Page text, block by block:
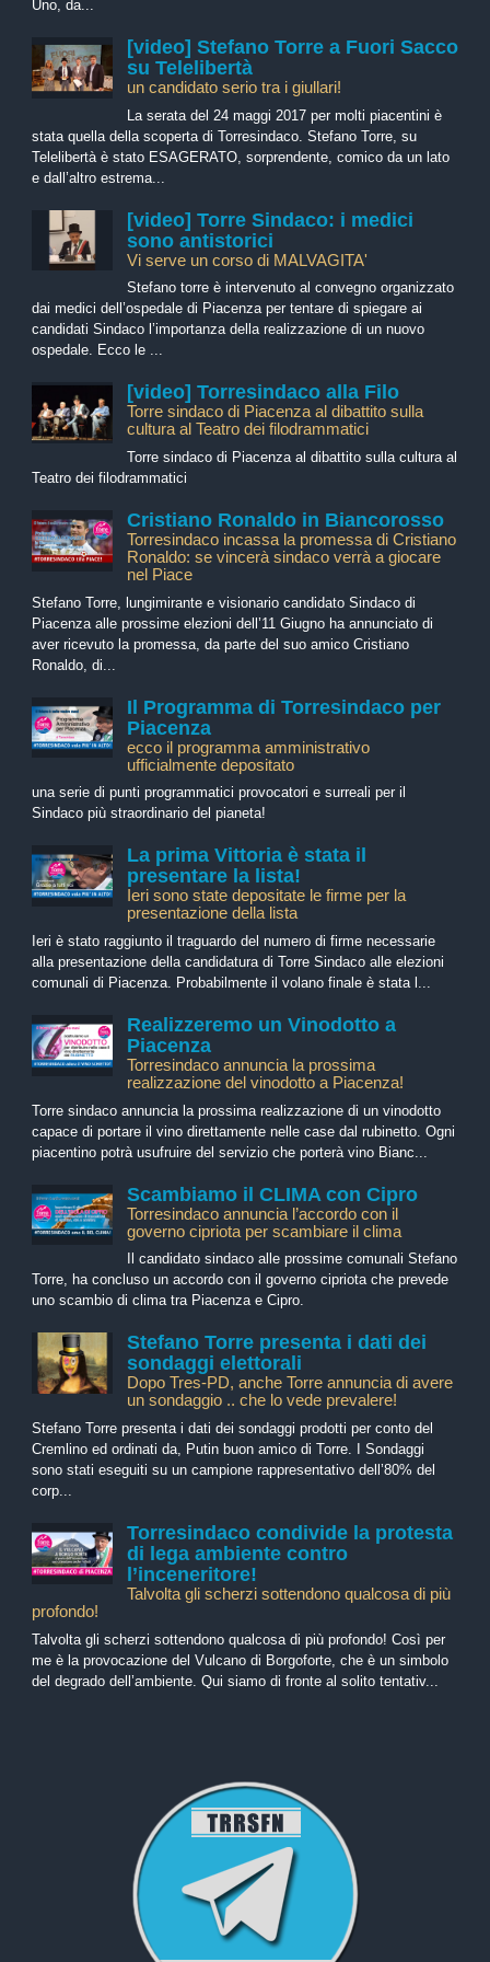
Uno, da...
[video] Stefano Torre a Fuori Sacco
su Telelibertà
un candidato serio tra i giullari!
La serata del 24 maggi 2017 per molti piacentini è
stata quella della scoperta di Torresindaco. Stefano Torre, su
Telelibertà è stato ESAGERATO, sorprendente, comico da un lato
e dall’altro estrema...
[video] Torre Sindaco: i medici
sono antistorici
Vi serve un corso di MALVAGITA'
Stefano torre è intervenuto al convegno organizzato
dai medici dell’ospedale di Piacenza per tentare di spiegare ai
candidati Sindaco l’importanza della realizzazione di un nuovo
ospedale. Ecco le ...
[video] Torresindaco alla Filo
Torre sindaco di Piacenza al dibattito sulla
cultura al Teatro dei filodrammatici
Torre sindaco di Piacenza al dibattito sulla cultura al
Teatro dei filodrammatici
Cristiano Ronaldo in Biancorosso
Torresindaco incassa la promessa di Cristiano
Ronaldo: se vincerà sindaco verrà a giocare
nel Piace
Stefano Torre, lungimirante e visionario candidato Sindaco di
Piacenza alle prossime elezioni dell’11 Giugno ha annunciato di
aver ricevuto la promessa, da parte del suo amico Cristiano
Ronaldo, di...
Il Programma di Torresindaco per
Piacenza
ecco il programma amministrativo
ufficialmente depositato
una serie di punti programmatici provocatori e surreali per il
Sindaco più straordinario del pianeta!
La prima Vittoria è stata il
presentare la lista!
Ieri sono state depositate le firme per la
presentazione della lista
Ieri è stato raggiunto il traguardo del numero di firme necessarie
alla presentazione della candidatura di Torre Sindaco alle elezioni
comunali di Piacenza. Probabilmente il volano finale è stata l...
Realizzeremo un Vinodotto a
Piacenza
Torresindaco annuncia la prossima
realizzazione del vinodotto a Piacenza!
Torre sindaco annuncia la prossima realizzazione di un vinodotto
capace di portare il vino direttamente nelle case dal rubinetto. Ogni
piacentino potrà usufruire del servizio che porterà vino Bianc...
Scambiamo il CLIMA con Cipro
Torresindaco annuncia l’accordo con il
governo cipriota per scambiare il clima
Il candidato sindaco alle prossime comunali Stefano
Torre, ha concluso un accordo con il governo cipriota che prevede
uno scambio di clima tra Piacenza e Cipro.
Stefano Torre presenta i dati dei
sondaggi elettorali
Dopo Tres-PD, anche Torre annuncia di avere
un sondaggio .. che lo vede prevalere!
Stefano Torre presenta i dati dei sondaggi prodotti per conto del
Cremlino ed ordinati da, Putin buon amico di Torre. I Sondaggi
sono stati eseguiti su un campione rappresentativo dell’80% del
corp...
Torresindaco condivide la protesta
di lega ambiente contro
l’inceneritore!
Talvolta gli scherzi sottendono qualcosa di più
profondo!
Talvolta gli scherzi sottendono qualcosa di più profondo! Così per
me è la provocazione del Vulcano di Borgoforte, che è un simbolo
del degrado dell’ambiente. Qui siamo di fronte al solito tentativ...